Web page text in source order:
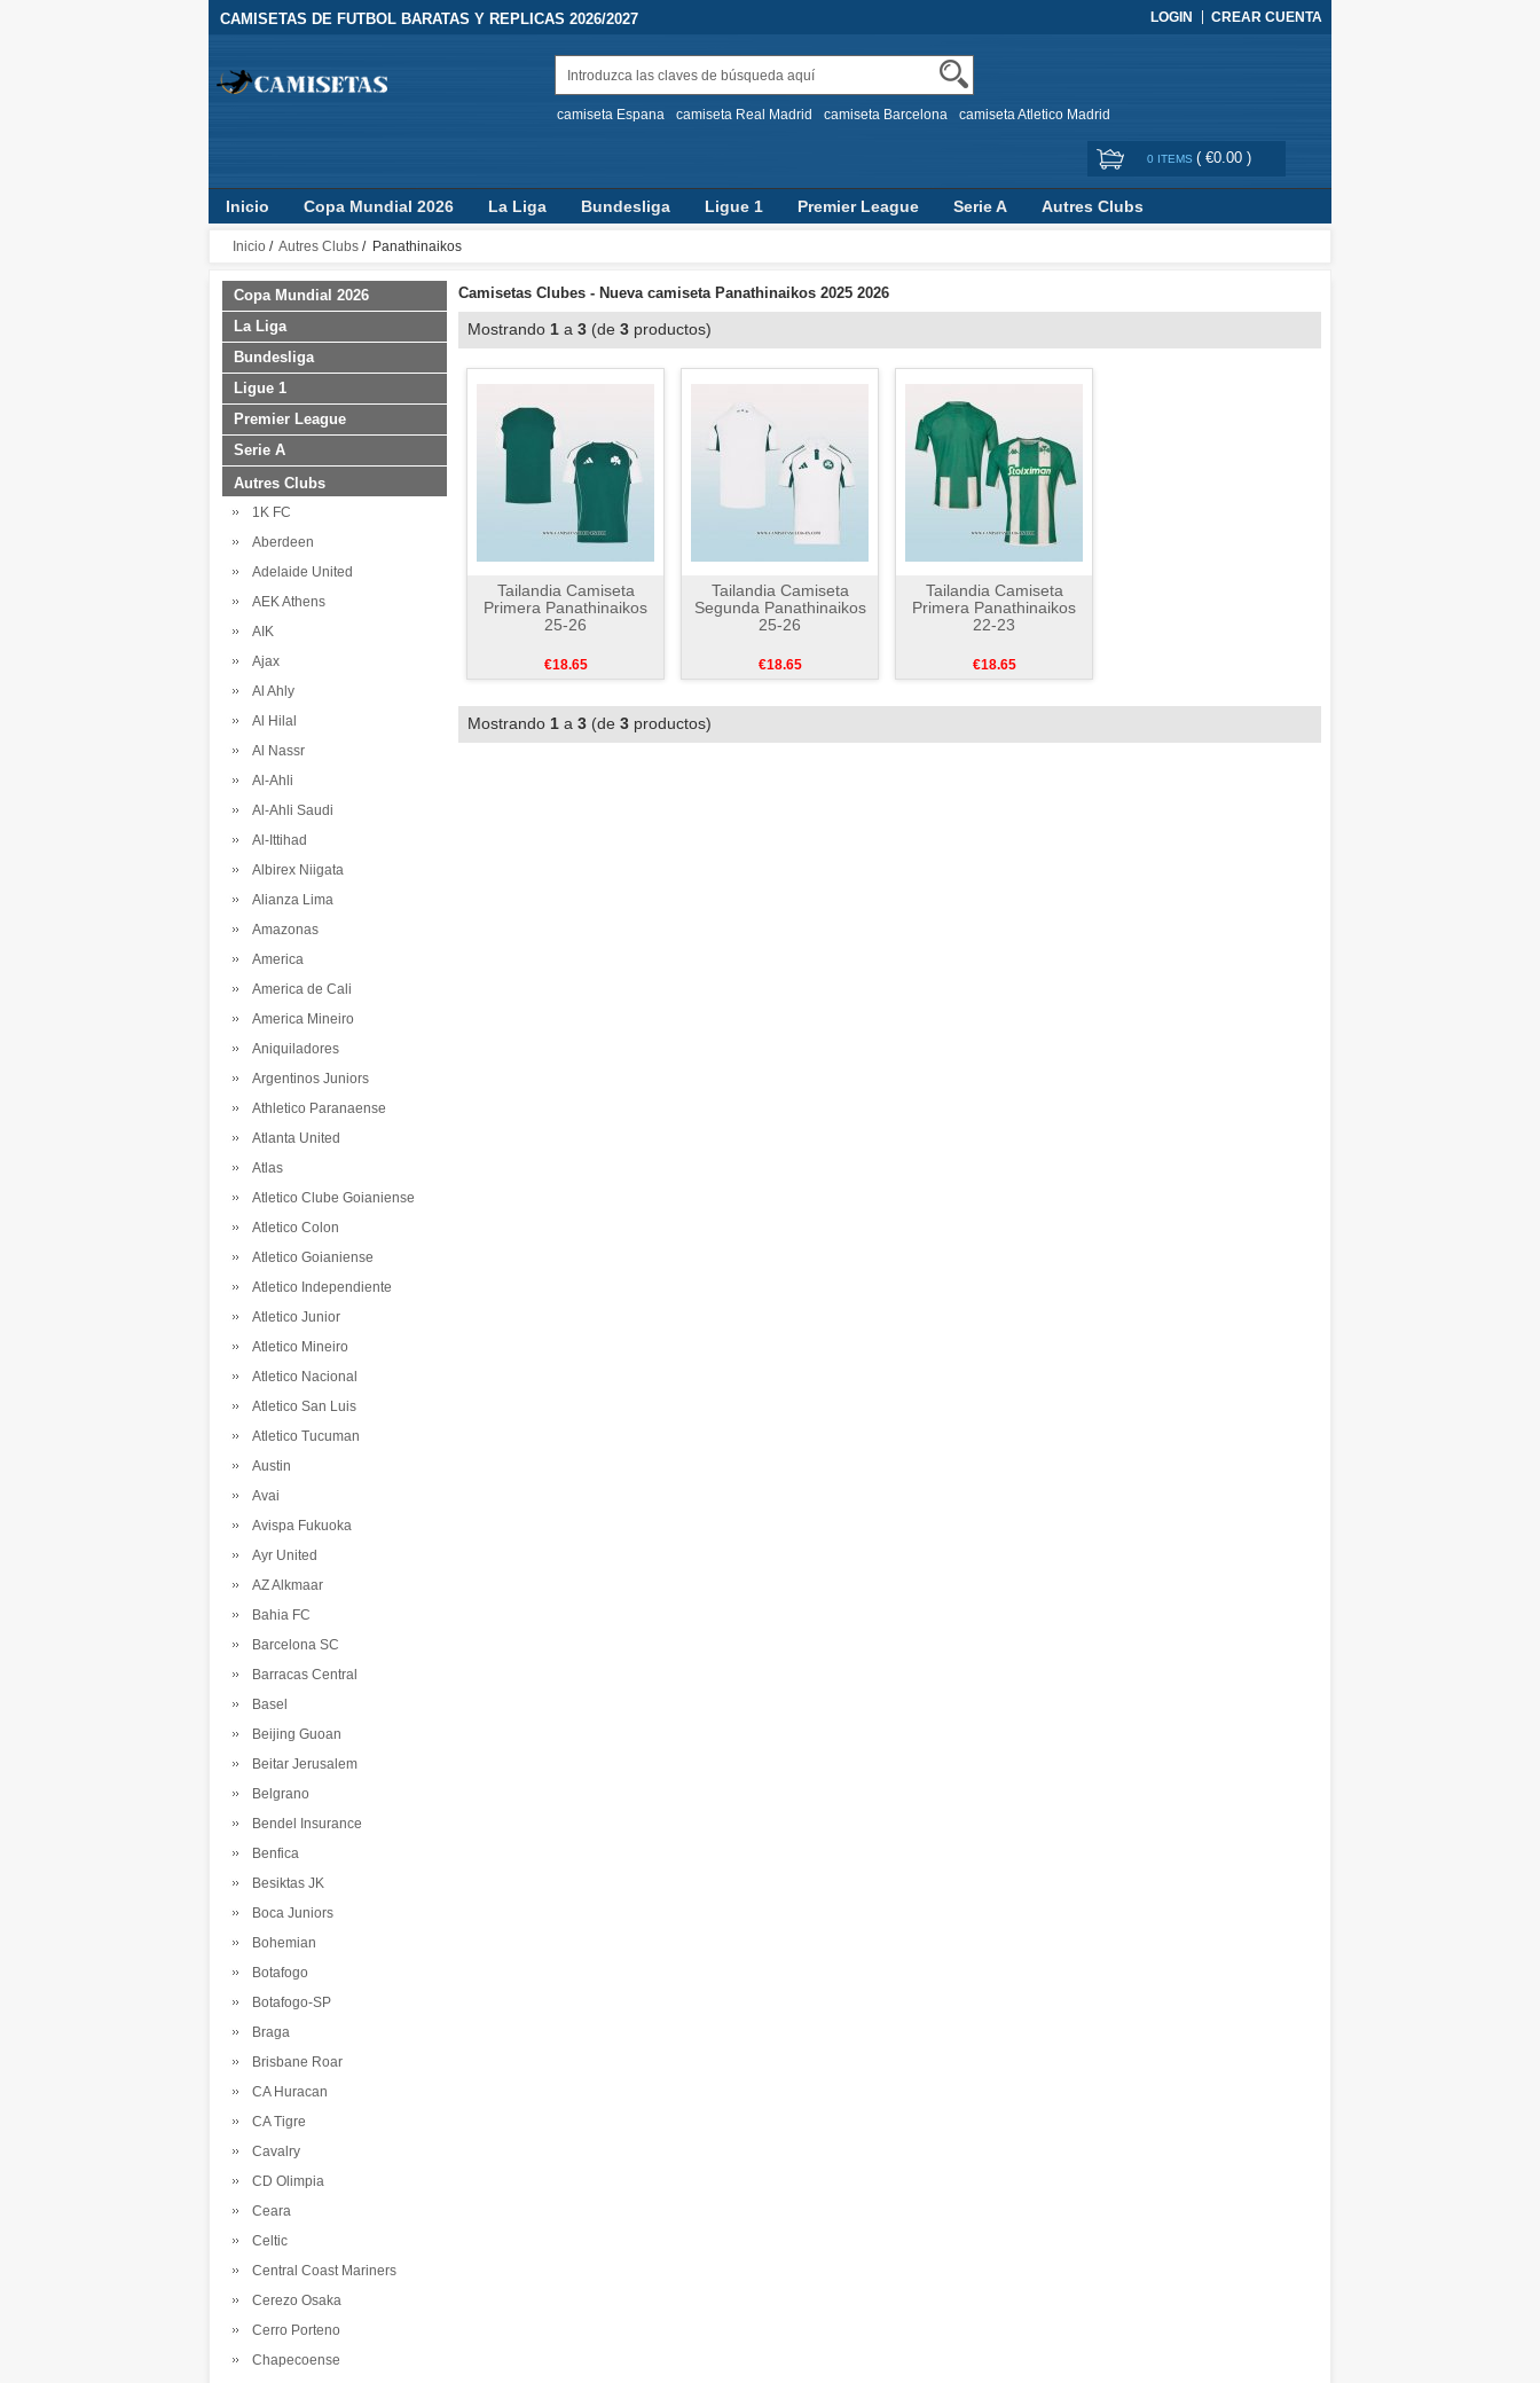
CAMISETAS DE FUTBOL BARATAS Y REPLICAS 2026/2027 LOGIN CREAR CUENTA
camiseta Espana camiseta Real Madrid camiseta Barcelona camiseta Atletico Madrid
0 ITEMS ( €0.00 )
Inicio Copa Mundial 2026 La Liga Bundesliga Ligue 1 Premier League Serie A
Autres Clubs
Camisetas Clubes
Jugador
Inicio / Autres Clubs / Panathinaikos
Copa Mundial 2026
La Liga
Bundesliga
Ligue 1
Premier League
Serie A
Autres Clubs
1K FC
Aberdeen
Adelaide United
AEK Athens
AIK
Ajax
Al Ahly
Al Hilal
Al Nassr
Al-Ahli
Al-Ahli Saudi
Al-Ittihad
Albirex Niigata
Alianza Lima
Amazonas
America
America de Cali
America Mineiro
Aniquiladores
Argentinos Juniors
Athletico Paranaense
Atlanta United
Atlas
Atletico Clube Goianiense
Atletico Colon
Atletico Goianiense
Atletico Independiente
Atletico Junior
Atletico Mineiro
Atletico Nacional
Atletico San Luis
Atletico Tucuman
Austin
Avai
Avispa Fukuoka
Ayr United
AZ Alkmaar
Bahia FC
Barcelona SC
Barracas Central
Basel
Beijing Guoan
Beitar Jerusalem
Belgrano
Bendel Insurance
Benfica
Besiktas JK
Boca Juniors
Bohemian
Botafogo
Botafogo-SP
Braga
Brisbane Roar
CA Huracan
CA Tigre
Cavalry
CD Olimpia
Ceara
Celtic
Central Coast Mariners
Cerezo Osaka
Cerro Porteno
Chapecoense
Camisetas Clubes - Nueva camiseta Panathinaikos 2025 2026
Mostrando 1 a 3 (de 3 productos)
Tailandia Camiseta
Primera Panathinaikos
25-26
€18.65
Tailandia Camiseta
Segunda Panathinaikos
25-26
€18.65
Tailandia Camiseta
Primera Panathinaikos
22-23
€18.65
Mostrando 1 a 3 (de 3 productos)